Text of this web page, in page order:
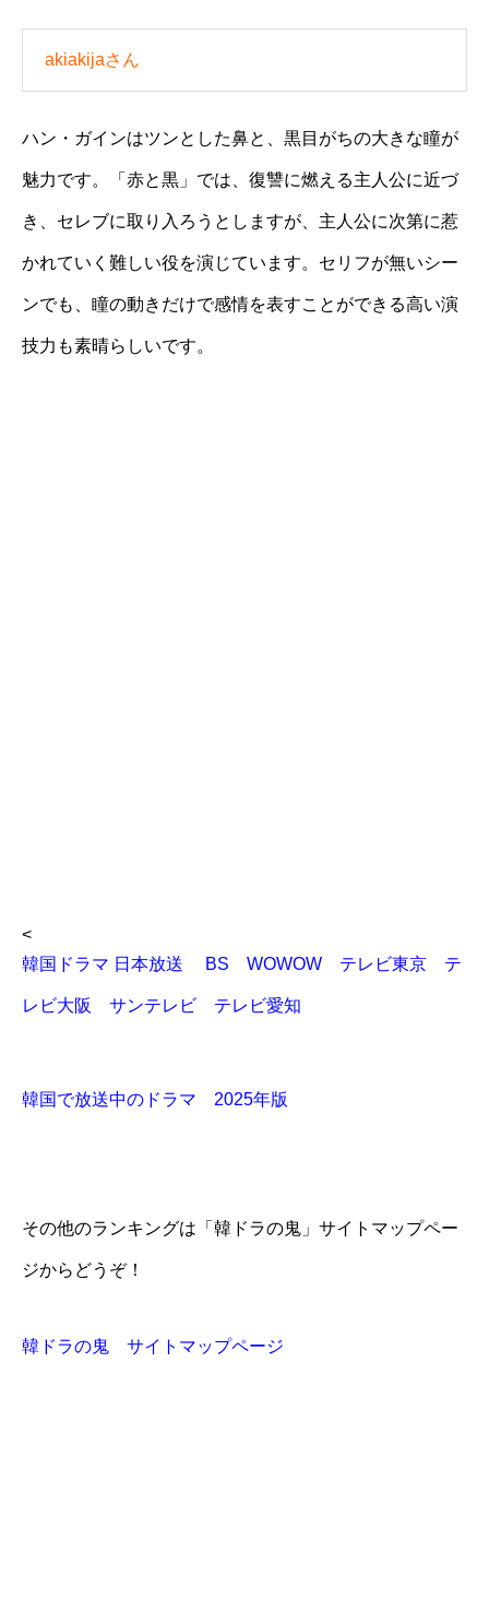
akiakijaさん
ハン・ガインはツンとした鼻と、黒目がちの大きな瞳が
魅力です。「赤と黒」では、復讐に燃える主人公に近づ
き、セレブに取り入ろうとしますが、主人公に次第に惹
かれていく難しい役を演じています。セリフが無いシー
ンでも、瞳の動きだけで感情を表すことができる高い演
技力も素晴らしいです。
<
韓国ドラマ 日本放送 BS WOWOW テレビ東京 テ
レビ大阪 サンテレビ テレビ愛知
韓国で放送中のドラマ 2025年版
その他のランキングは「韓ドラの鬼」サイトマップペー
ジからどうぞ！
韓ドラの鬼 サイトマップページ